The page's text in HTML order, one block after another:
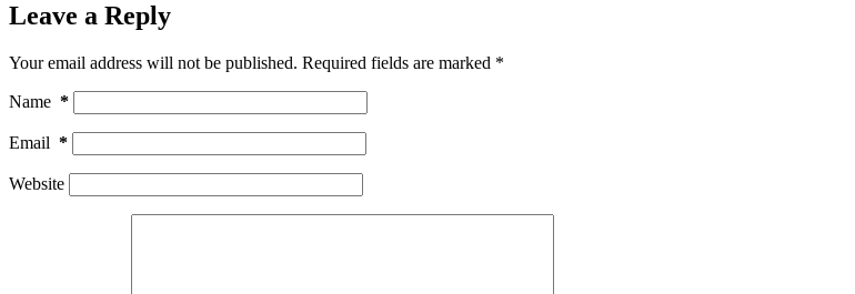
Leave a Reply
Your email address will not be published. Required fields are marked *
Name *
Email *
Website